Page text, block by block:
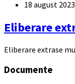
18 august 2023
Eliberare
Eliberare extrase
Documente